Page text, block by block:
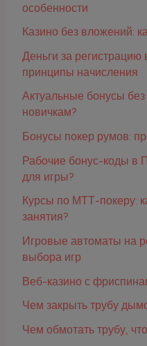
особенности
Казино без вложений:
Деньги за
принципы начисления
Актуальные бонусы без
новичкам?
Бонусы покер румов:
Рабочие бонус-коды в
для игры?
Курсы по МТТ-покеру:
занятия?
Игровые автоматы на
выбора игр
Веб-казино с
Чем закрыть трубу
Чем обмотать трубу,